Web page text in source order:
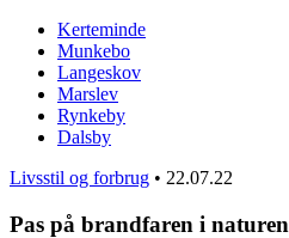
Kerteminde
Munkebo
Langeskov
Marslev
Rynkeby
Dalsby
Livsstil og forbrug • 22.07.22
Pas på brandfaren i naturen